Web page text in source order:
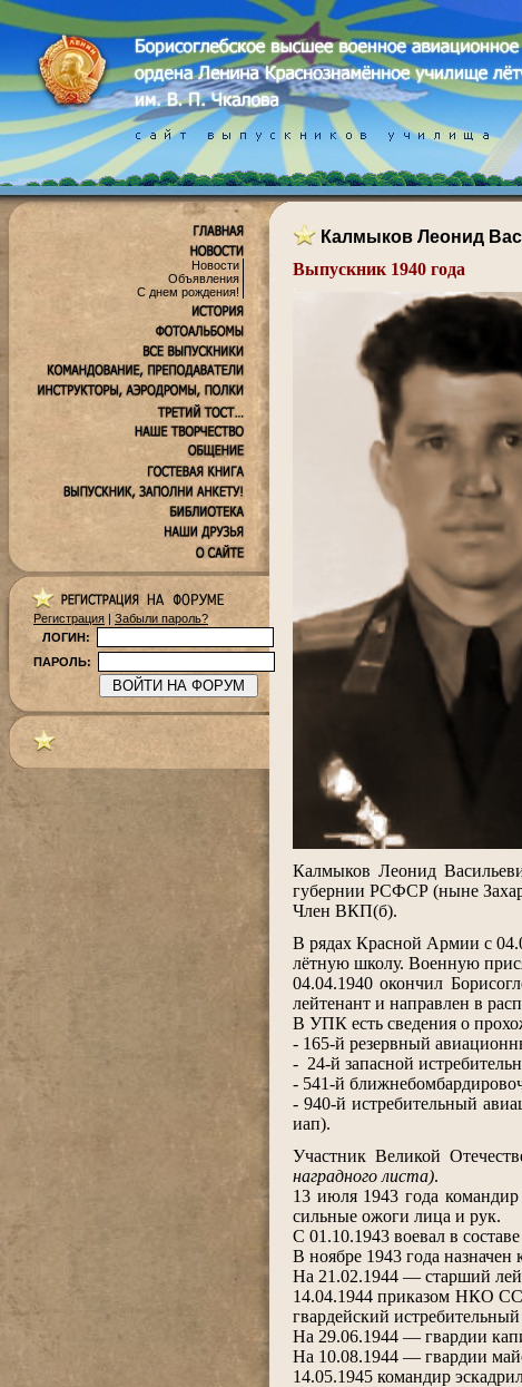
Новости
Объявления
С днем рождения!
Регистрация | Забыли пароль?
ЛОГИН:
ПАРОЛЬ:
Калмыков Леонид
Выпускник 1940 года
Калмыков Леонид
губернии РСФСР (ныне
Член ВКП(б).
В рядах Красной Армии с
лётную школу. Военную
04.04.1940 окончил
лейтенант и направлен в
В УПК есть сведения о
- 165-й резервный
- 24-й запасной
- 541-й
- 940-й истребительный
иап).
Участник Великой
наградного листа).
13 июля 1943 года
сильные ожоги лица и рук.
С 01.10.1943 воевал в
В ноябре 1943 года
На 21.02.1944 — старший
14.04.1944 приказом НКО
гвардейский
На 29.06.1944 — гвардии
На 10.08.1944 — гвардии
14.05.1945 командир